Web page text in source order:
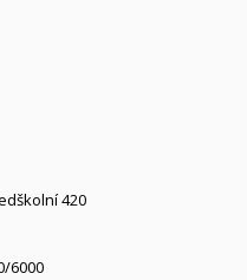
420
6000